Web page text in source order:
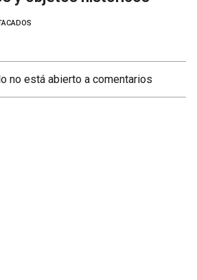
no está abierto a comentarios